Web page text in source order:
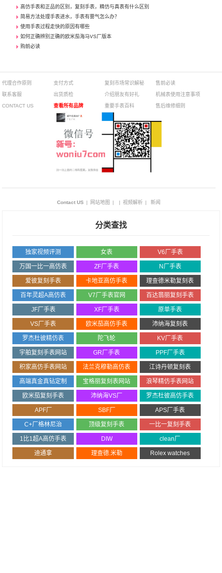
高仿手表和正品的区别，复刻手表，精仿与真表有什么区别
简易方法处理手表进水，手表有雾气怎么办？
使用手表过程走快的原因有哪些
如何正确辨别正确的欧米茄海马VS厂版本
购前必读
代理合作原则
联系客服
CONTACT US
支付方式
出货质检
查看所有品牌
复刻市场常识解秘
介绍朋友有好礼
重要手表百科
售前必读
机械表使用注意事项
售后维修细则
Contact US | 网站地图 | | 视频解析 | 新闻
分类查找
独家视频评测 女表 V6厂手表
万国一比一高仿表 ZF厂手表 N厂手表
爱彼复刻手表 卡地亚高仿手表 理查德米勒复刻表
百年灵超A高仿表 V7厂手表官网 百达翡丽复刻手表
JF厂手表 XF厂手表 原单手表
VS厂手表 欧米茄高仿手表 沛纳海复刻表
罗杰杜彼精仿表 陀飞轮 KV厂手表
宇舶复刻手表网站 GR厂手表 PPF厂手表
积家高仿手表网站 法兰克穆勒高仿表 江诗丹顿复刻表
高端真金真钻定制 宝格丽复刻表网站 浪琴精仿手表网站
欧米茄复刻手表 沛纳海VS厂 罗杰杜彼高仿手表
APF厂 SBF厂 APS厂手表
C+厂格林尼治 顶级复刻手表 一比一复刻手表
1比1超A高仿手表 DIW clean厂
迪通拿 理查德.米勒 Rolex watches